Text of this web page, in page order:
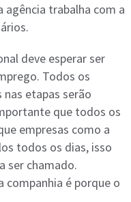
agência trabalha com a
deve esperar ser
Todos os
etapas serão
que todos os
empresas como a
todos os dias, isso
ser chamado.
é porque o